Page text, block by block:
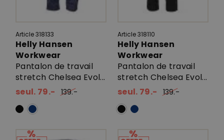
Article 318133
Helly Hansen
Workwear
Pantalon de travail
stretch Chelsea Evol...
seul. 79.-
139.-
Article 318110
Helly Hansen
Workwear
Pantalon de travail
stretch Chelsea Evol...
seul. 79.-
139.-